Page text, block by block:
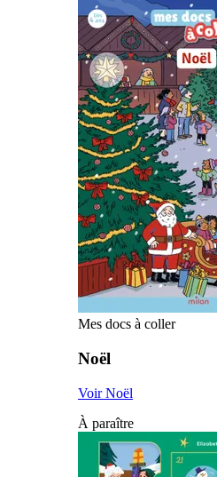
Mes docs à coller
Noël
Voir Noël
À paraître